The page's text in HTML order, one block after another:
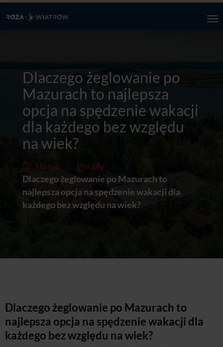
Dlaczego żeglowanie po
Mazurach to najlepsza
opcja na spędzenie wakacji
dla każdego bez względu
na wiek?
Home Porady
Dlaczego żeglowanie po Mazurach to
najlepsza opcja na spędzenie wakacji dla
każdego bez względu na wiek?
Dlaczego żeglowanie po Mazurach to
najlepsza opcja na spędzenie wakacji dla
każdego bez względu na wiek?